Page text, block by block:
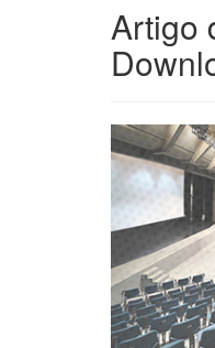
Artigo